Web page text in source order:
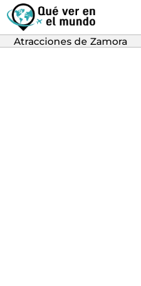
Atracciones de Zamora